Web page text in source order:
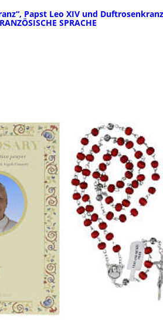
Papst Leo XIV und Duftrosenkranz
SPRACHE